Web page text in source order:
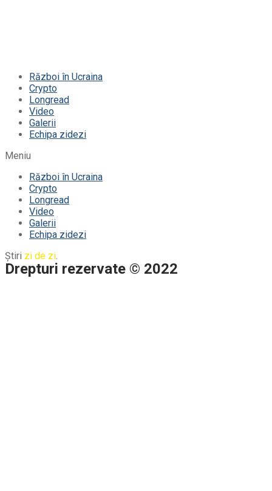
Război în Ucraina
Crypto
Longread
Video
Galerii
Echipa zidezi
Meniu
Război în Ucraina
Crypto
Longread
Video
Galerii
Echipa zidezi
Știri zi de zi.
Drepturi rezervate © 2022